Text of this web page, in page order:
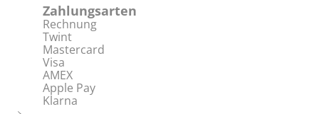
Zahlungsarten
Rechnung
Twint
Mastercard
Visa
AMEX
Apple Pay
Klarna